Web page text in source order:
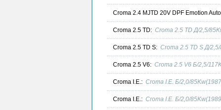
Croma 2.4 MJTD 20V DPF Emotion
Croma 2.5 TD: Croma 2.5 TD Д/2,5/
Croma 2.5 TD S: Croma 2.5 TD S Д/
Croma 2.5 V6: Croma 2.5 V6 Б/2,5/
Croma I.E.: Croma I.E. Б/2,0/
Croma I.E.: Croma I.E. Б/2,0/